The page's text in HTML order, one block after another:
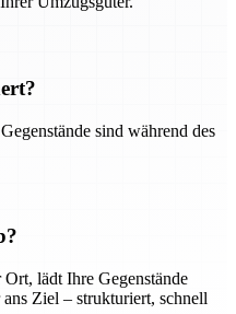
sind während des
lädt Ihre Gegenstände
Ziel – strukturiert, schnell